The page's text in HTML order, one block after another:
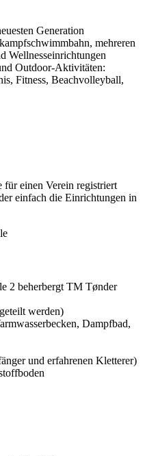
Generation
mehreren
Wellnesseinrichtungen
Outdoor-Aktivitäten:
Fitness, Beachvolleyball,
für einen Verein registriert
einfach die Einrichtungen in
2 beherbergt TM Tønder
werden)
Dampfbad,
und erfahrenen Kletterer)